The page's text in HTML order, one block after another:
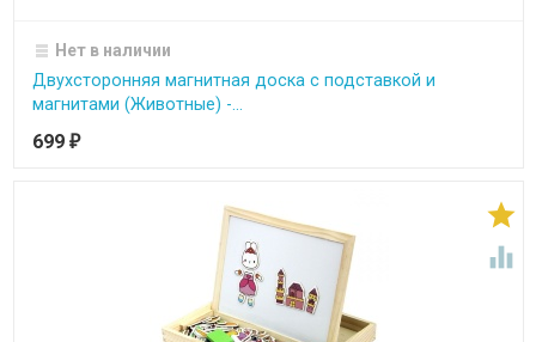
Нет в наличии
Двухсторонняя магнитная доска с подставкой и
магнитами (Животные) -...
699 ₽

